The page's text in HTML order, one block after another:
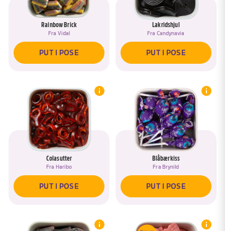
Rainbow Brick
Fra Vidal
PUT I POSE
Lakridshjul
Fra Candynavia
PUT I POSE
Colasutter
Fra Haribo
PUT I POSE
Blåbærkiss
Fra Brynild
PUT I POSE